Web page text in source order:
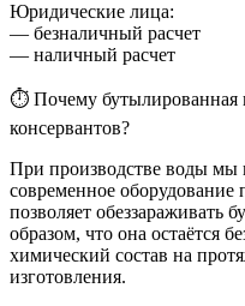
Юридические лица:
— безналичный расчет
— наличный расчет
⏱ Почему бутылированная
консервантов?
При производстве воды мы
современное оборудование
позволяет обеззараживать
образом, что она остаётся
химический состав на
изготовления.